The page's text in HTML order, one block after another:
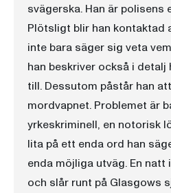
svägerska. Han är polisens
Plötsligt blir han kontaktad
inte bara säger sig veta
han beskriver också i
till. Dessutom påstår han
mordvapnet. Problemet är
yrkeskriminell, en notorisk
lita på ett enda ord han
enda möjliga utväg. En
och slår runt på Glasgows